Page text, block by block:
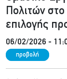
Πολιτών στο
επιλογής
06/02/2026 -
προβολή